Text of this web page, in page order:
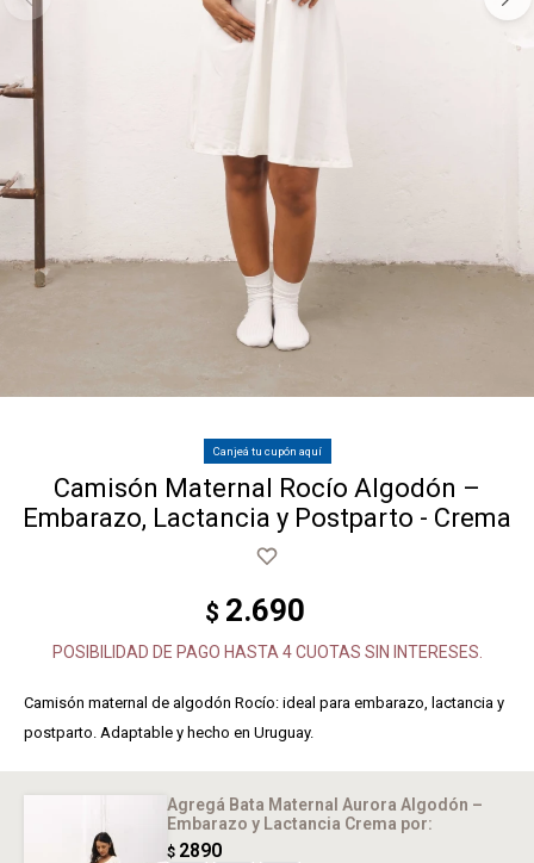
Canjeá tu cupón aquí
Camisón Maternal Rocío Algodón –
Embarazo, Lactancia y Postparto - Crema
$ 2.690
POSIBILIDAD DE PAGO HASTA 4 CUOTAS SIN INTERESES.
Camisón maternal de algodón Rocío: ideal para embarazo, lactancia y
postparto. Adaptable y hecho en Uruguay.
Agregá Bata Maternal Aurora Algodón –
Embarazo y Lactancia Crema por:
$ 2890